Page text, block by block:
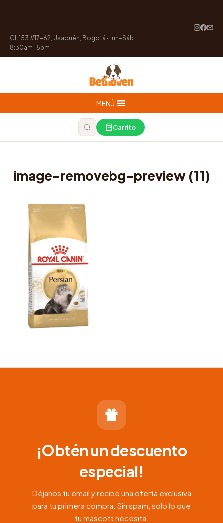
Cl. 153 #17-62, Usaquén, Bogotá · Lun–Sáb
8:30am–5pm
MENÚ
Carrito
image-removebg-preview (11)
¡Obtén un descuento
especial!
Déjanos tu email y recibe una oferta exclusiva
para tu primera compra. Sin spam, solo lo que
tu mascota necesita.